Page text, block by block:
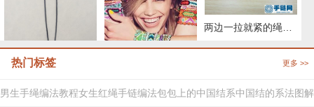
两股绳金刚结编法图解,手编绳收尾结怎么打结 29种编绳手链教程，详细清楚热门款式的图解
两边一拉就紧的绳子怎么弄
更多 >>
热门标签
男生手绳编法教程女生红绳手链编法包包上的中国结系中国结的系法图解